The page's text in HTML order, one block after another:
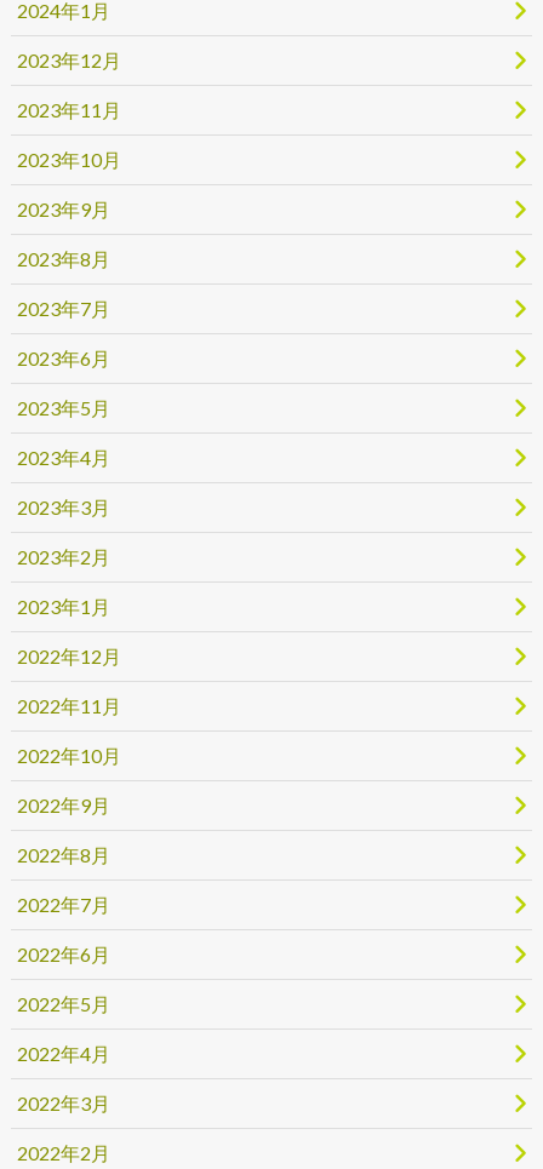
2024年1月
2023年12月
2023年11月
2023年10月
2023年9月
2023年8月
2023年7月
2023年6月
2023年5月
2023年4月
2023年3月
2023年2月
2023年1月
2022年12月
2022年11月
2022年10月
2022年9月
2022年8月
2022年7月
2022年6月
2022年5月
2022年4月
2022年3月
2022年2月